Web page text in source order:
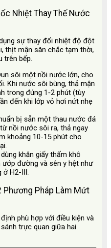
Nhiệt Thay Thế Nước
sự thay đổi nhiệt độ đột
thịt mận săn chắc tạm thời,
trên bếp.
sôi một nồi nước lớn, cho
Khi nước sôi bùng, thả mận
trong đúng 1-2 phút (tùy
đến khi lớp vỏ hơi nứt nhẹ
bị sẵn một thau nước đá
nồi nước sôi ra, thả ngay
khoảng 10-15 phút cho
khăn giấy thấm khô
đường và sên y hệt như
ở H2-III.
Phương Pháp Làm Mứt
phù hợp với điều kiện và
trực quan giữa hai